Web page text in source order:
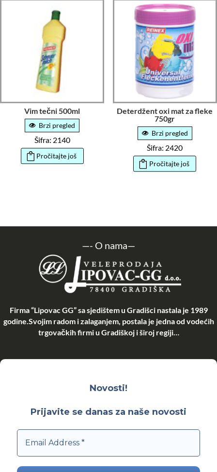
Vim tečni 500ml
Brzi pregled
Šifra: 2140
Pročitajte još
Deterdžent oxi mat za fleke
750gr
Brzi pregled
Šifra: 2420
Pročitajte još
—- O nama—
Firma “Lipovac GG” sa sjedištem u Gradišci nastala je 1989
godine.Svojim radom i zalaganjem, postala je jedna od vodećih
trgovačkih firmi u Gradiškoj i široj regiji…
Novosti!
Prijavite se danas za naše novosti